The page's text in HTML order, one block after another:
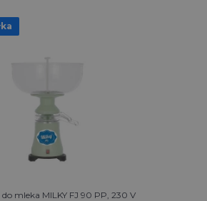
mleka MILKY FJ 90 PP, 230 V